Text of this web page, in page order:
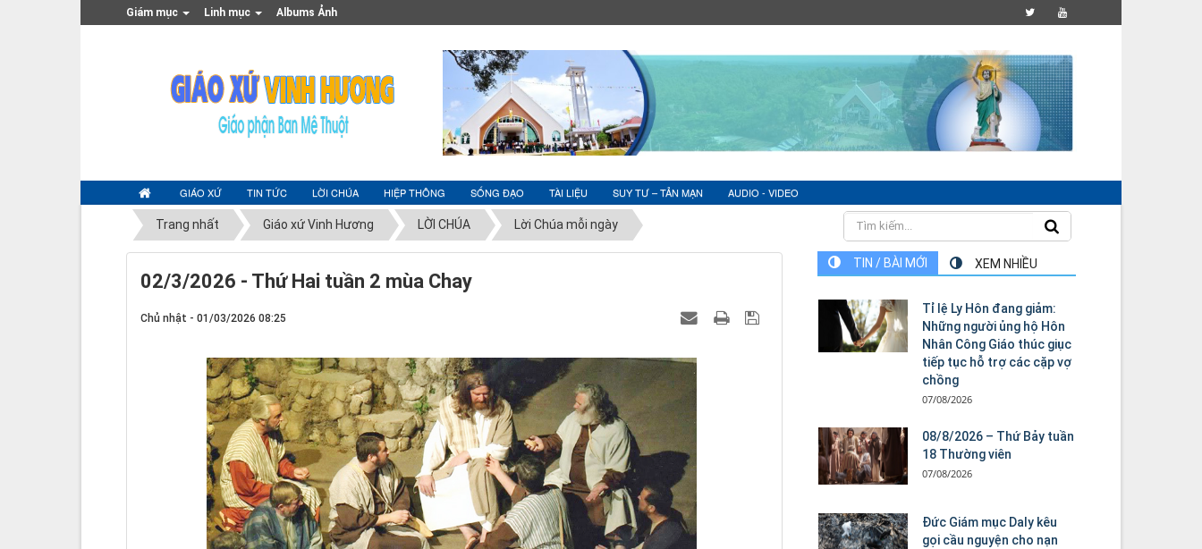
Giám mục Linh mục Albums Ảnh
GIÁO XỨ TIN TỨC LỜI CHÚA HIỆP THÔNG SỐNG ĐẠO TÀI LIỆU SUY TƯ – TẢN MẠN AUDIO - VIDEO
Trang nhất Giáo xứ Vinh Hương LỜI CHÚA Lời Chúa mỗi ngày
02/3/2026 - Thứ Hai tuần 2 mùa Chay
Chủ nhật - 01/03/2026 08:25
TIN / BÀI MỚI XEM NHIỀU
Tỉ lệ Ly Hôn đang giảm:
Những người ủng hộ Hôn
Nhân Công Giáo thúc giục
tiếp tục hỗ trợ các cặp vợ
chồng
07/08/2026
08/8/2026 – Thứ Bảy tuần
18 Thường viên
07/08/2026
Đức Giám mục Daly kêu
gọi cầu nguyện cho nạn